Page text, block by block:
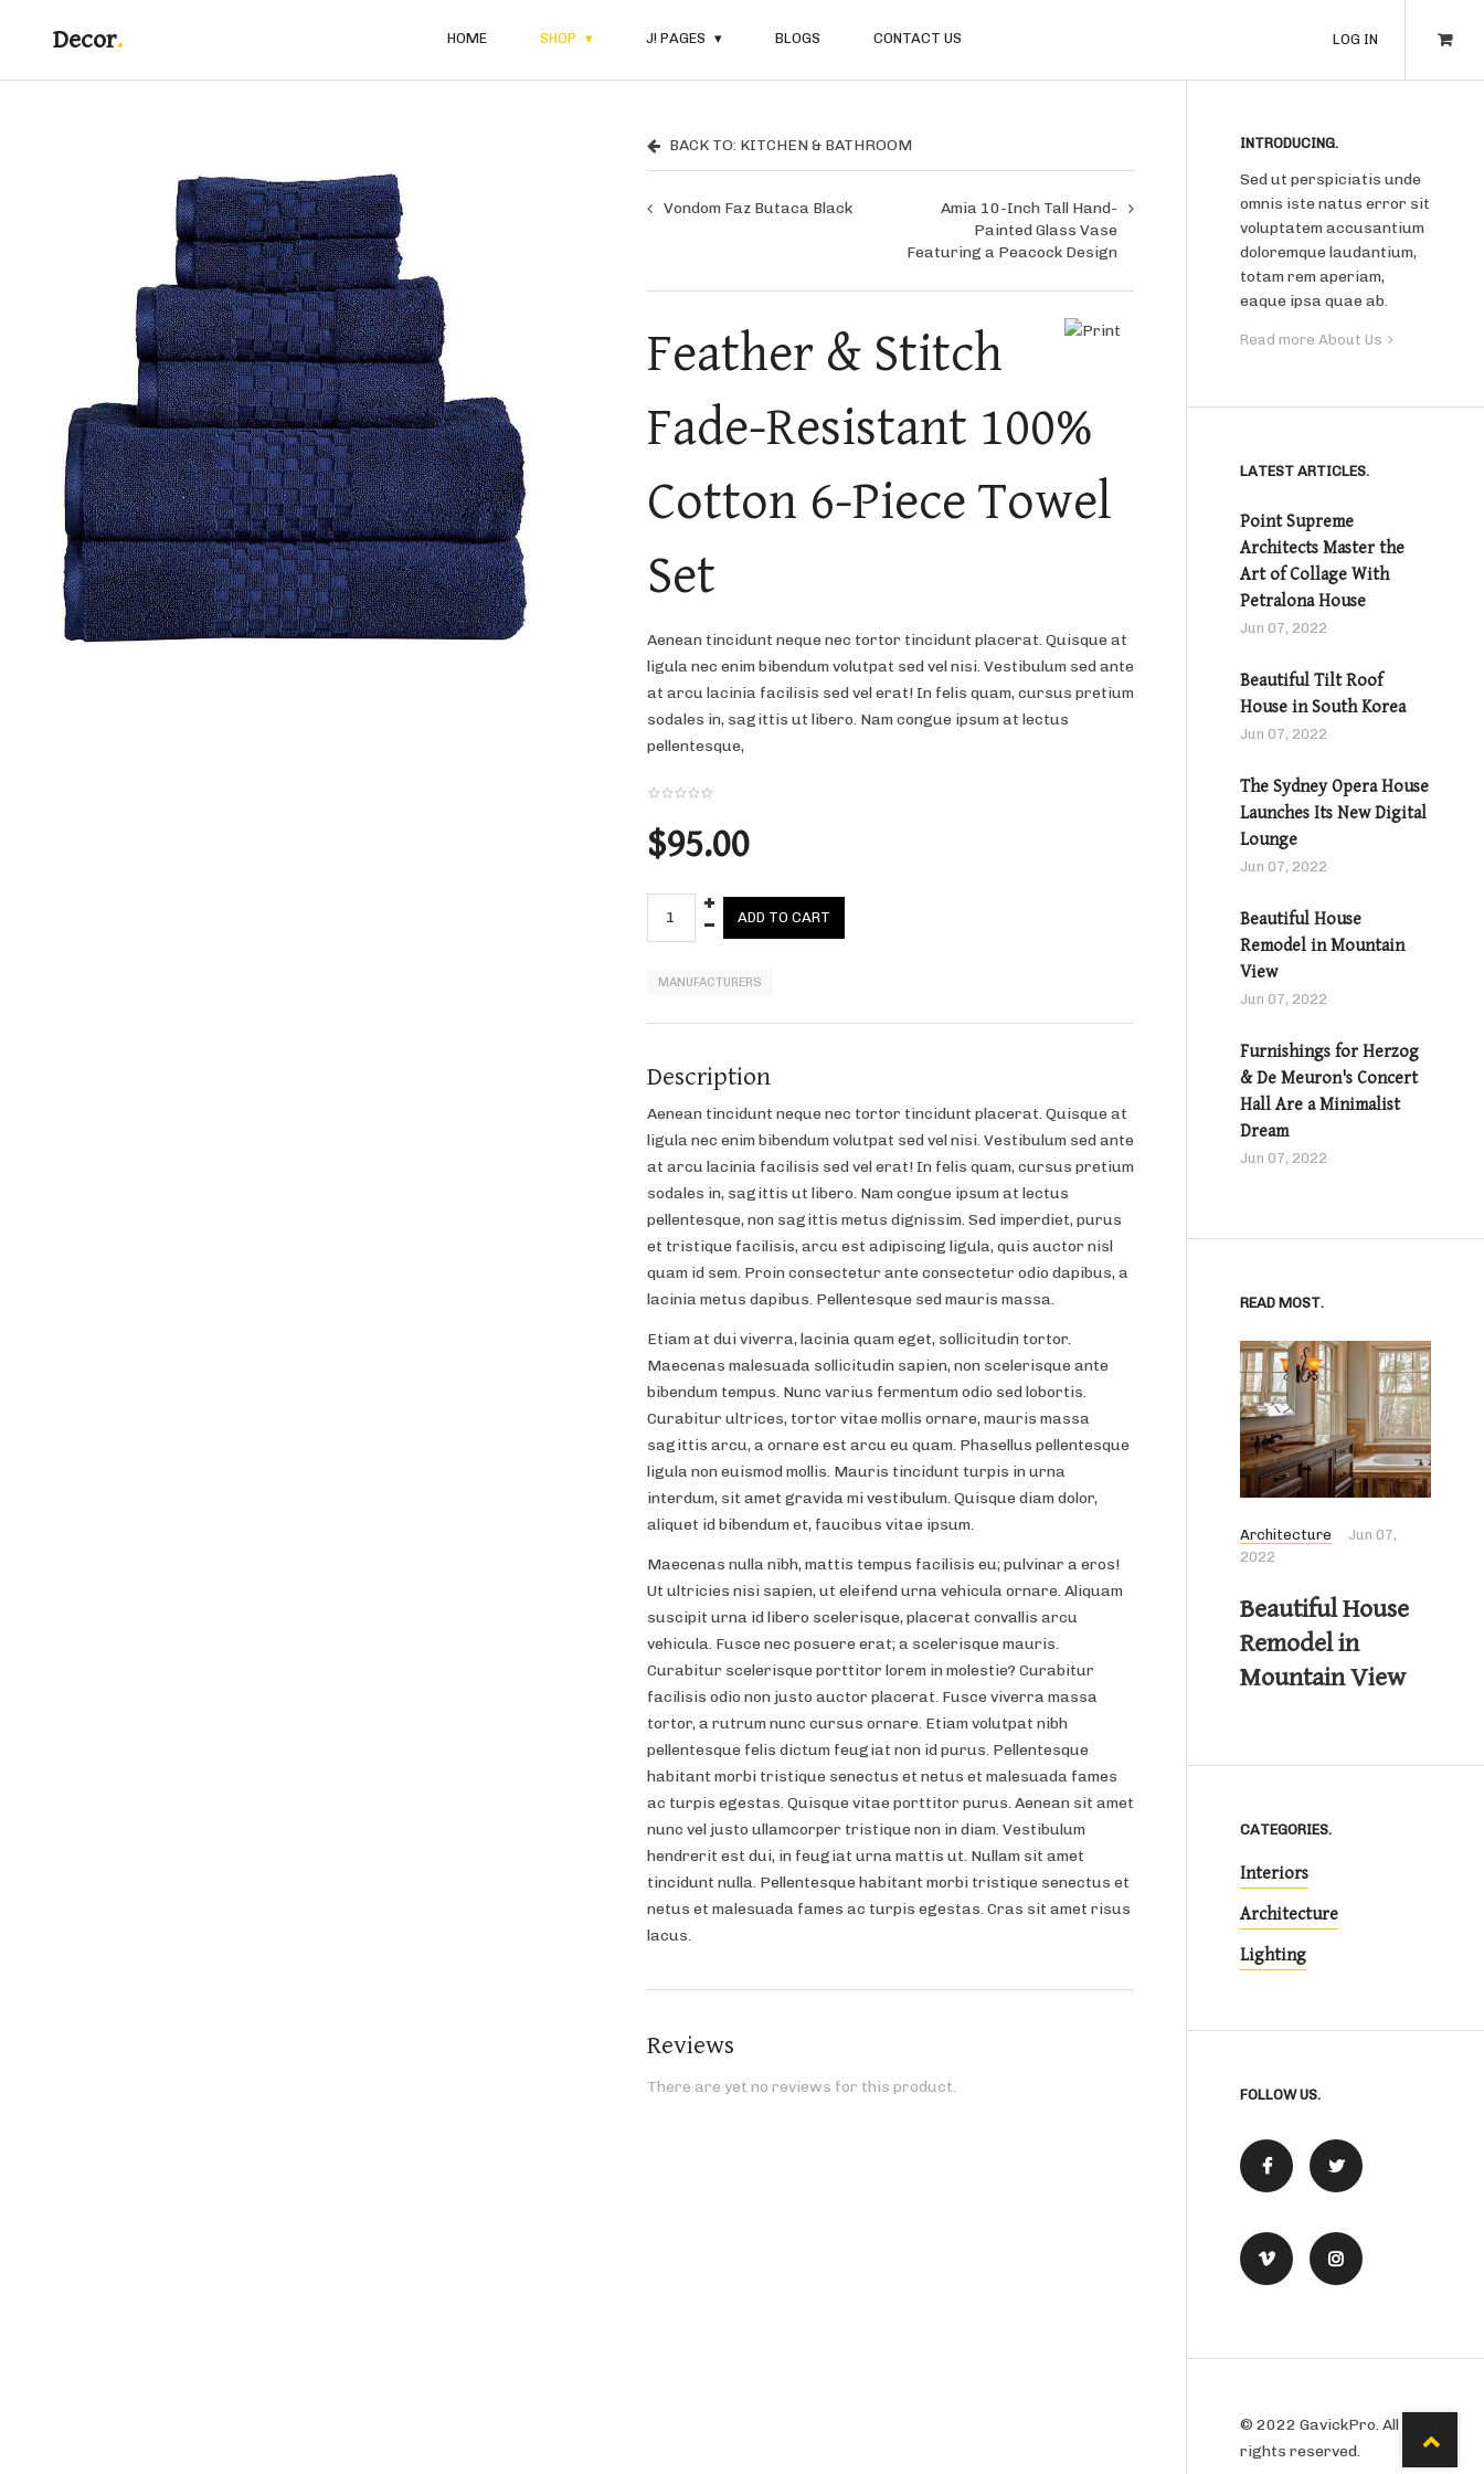
Decor HOME SHOP J! PAGES BLOGS CONTACT US LOG IN
BACK TO: KITCHEN & BATHROOM
Vondom Faz Butaca Black
Amia 10-Inch Tall Hand-
Painted Glass Vase
Featuring a Peacock Design
Feather & Stitch
Fade-Resistant 100%
Cotton 6-Piece Towel
Set
Aenean tincidunt neque nec tortor tincidunt placerat. Quisque at
ligula nec enim bibendum volutpat sed vel nisi. Vestibulum sed ante
at arcu lacinia facilisis sed vel erat! In felis quam, cursus pretium
sodales in, sagittis ut libero. Nam congue ipsum at lectus
pellentesque,
$95.00
MANUFACTURERS
Description
Aenean tincidunt neque nec tortor tincidunt placerat. Quisque at
ligula nec enim bibendum volutpat sed vel nisi. Vestibulum sed ante
at arcu lacinia facilisis sed vel erat! In felis quam, cursus pretium
sodales in, sagittis ut libero. Nam congue ipsum at lectus
pellentesque, non sagittis metus dignissim. Sed imperdiet, purus
et tristique facilisis, arcu est adipiscing ligula, quis auctor nisl
quam id sem. Proin consectetur ante consectetur odio dapibus, a
lacinia metus dapibus. Pellentesque sed mauris massa.
Etiam at dui viverra, lacinia quam eget, sollicitudin tortor.
Maecenas malesuada sollicitudin sapien, non scelerisque ante
bibendum tempus. Nunc varius fermentum odio sed lobortis.
Curabitur ultrices, tortor vitae mollis ornare, mauris massa
sagittis arcu, a ornare est arcu eu quam. Phasellus pellentesque
ligula non euismod mollis. Mauris tincidunt turpis in urna
interdum, sit amet gravida mi vestibulum. Quisque diam dolor,
aliquet id bibendum et, faucibus vitae ipsum.
Maecenas nulla nibh, mattis tempus facilisis eu; pulvinar a eros!
Ut ultricies nisi sapien, ut eleifend urna vehicula ornare. Aliquam
suscipit urna id libero scelerisque, placerat convallis arcu
vehicula. Fusce nec posuere erat; a scelerisque mauris.
Curabitur scelerisque porttitor lorem in molestie? Curabitur
facilisis odio non justo auctor placerat. Fusce viverra massa
tortor, a rutrum nunc cursus ornare. Etiam volutpat nibh
pellentesque felis dictum feugiat non id purus. Pellentesque
habitant morbi tristique senectus et netus et malesuada fames
ac turpis egestas. Quisque vitae porttitor purus. Aenean sit amet
nunc vel justo ullamcorper tristique non in diam. Vestibulum
hendrerit est dui, in feugiat urna mattis ut. Nullam sit amet
tincidunt nulla. Pellentesque habitant morbi tristique senectus et
netus et malesuada fames ac turpis egestas. Cras sit amet risus
lacus.
Reviews
There are yet no reviews for this product.
INTRODUCING.
Sed ut perspiciatis unde
omnis iste natus error sit
voluptatem accusantium
doloremque laudantium,
totam rem aperiam,
eaque ipsa quae ab.
Read more About Us
LATEST ARTICLES.
Point Supreme
Architects Master the
Art of Collage With
Petralona House
Jun 07, 2022
Beautiful Tilt Roof
House in South Korea
Jun 07, 2022
The Sydney Opera House
Launches Its New Digital
Lounge
Jun 07, 2022
Beautiful House
Remodel in Mountain
View
Jun 07, 2022
Furnishings for Herzog
& De Meuron's Concert
Hall Are a Minimalist
Dream
Jun 07, 2022
READ MOST.
Architecture
Jun 07,
2022
Beautiful House
Remodel in
Mountain View
CATEGORIES.
Interiors
Architecture
Lighting
FOLLOW US.
© 2022 GavickPro. All
rights reserved.